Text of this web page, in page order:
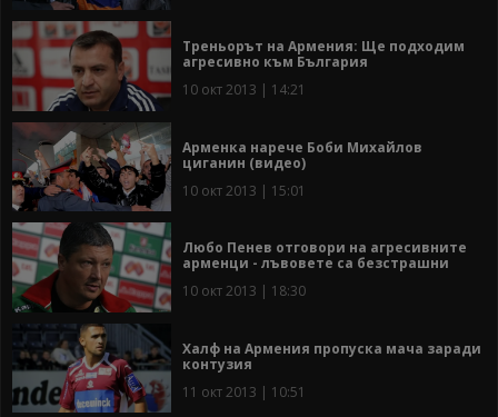
Треньорът на Армения: Ще подходим
агресивно към България
10 окт 2013 | 14:21
Арменка нарече Боби Михайлов
циганин (видео)
10 окт 2013 | 15:01
Любо Пенев отговори на агресивните
арменци - лъвовете са безстрашни
10 окт 2013 | 18:30
Халф на Армения пропуска мача заради
контузия
11 окт 2013 | 10:51